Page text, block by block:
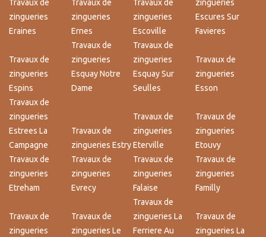
Travaux de
zingueries
Eraines
Travaux de
zingueries
Ernes
Travaux de
zingueries
Escoville
zingueries
Escures Sur
Favieres
Travaux de
zingueries
Espins
Travaux de
zingueries
Esquay Notre
Dame
Travaux de
zingueries
Esquay Sur
Seulles
Travaux de
zingueries
Esson
Travaux de
zingueries
Estrees La
Campagne
Travaux de
zingueries Estry
Travaux de
zingueries
Eterville
Travaux de
zingueries
Etouvy
Travaux de
zingueries
Etreham
Travaux de
zingueries
Evrecy
Travaux de
zingueries
Falaise
Travaux de
zingueries
Familly
Travaux de
zingueries
Travaux de
zingueries Le
Travaux de
zingueries La
Ferriere Au
Travaux de
zingueries La